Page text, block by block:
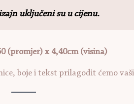
uključeni su u cijenu.
(promjer) x 4,40cm (visina)
boje i tekst prilagodit ćemo